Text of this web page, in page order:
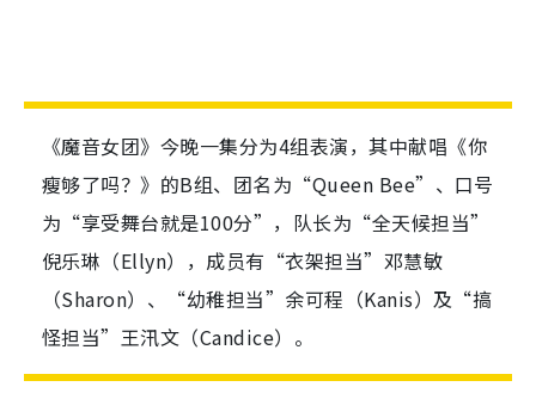
《魔音女团》今晚一集分为4组表演，其中献唱《你
瘦够了吗？》的B组、团名为“Queen Bee”、口号
为“享受舞台就是100分”，队长为“全天候担当”
倪乐琳（Ellyn），成员有“衣架担当”邓慧敏
（Sharon）、“幼稚担当”余可程（Kanis）及“搞
怪担当”王汛文（Candice）。